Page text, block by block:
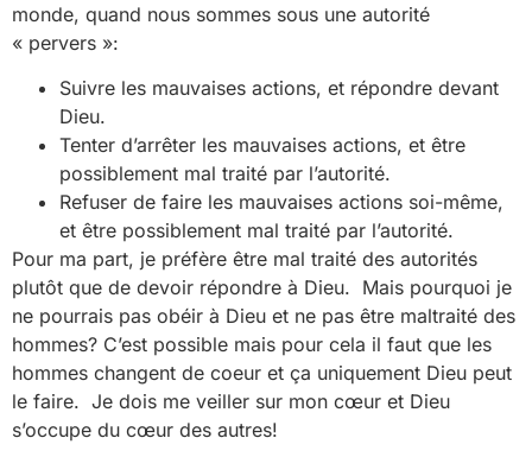
monde, quand nous sommes sous une autorité
« pervers »:
Suivre les mauvaises actions, et répondre devant
Dieu.
Tenter d’arrêter les mauvaises actions, et être
possiblement mal traité par l’autorité.
Refuser de faire les mauvaises actions soi-même,
et être possiblement mal traité par l’autorité.
Pour ma part, je préfère être mal traité des autorités
plutôt que de devoir répondre à Dieu. Mais pourquoi je
ne pourrais pas obéir à Dieu et ne pas être maltraité des
hommes? C’est possible mais pour cela il faut que les
hommes changent de coeur et ça uniquement Dieu peut
le faire. Je dois me veiller sur mon cœur et Dieu
s’occupe du cœur des autres!